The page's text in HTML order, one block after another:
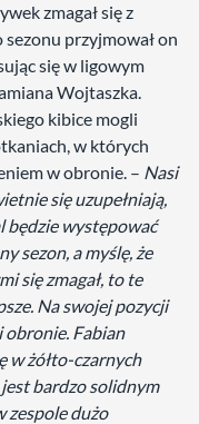
zmagał się z
sezonu przyjmował on
się w ligowym
Wojtaszka.
kibice mogli
w których
w obronie. – Nasi
się uzupełniają,
będzie występować
sezon, a myślę, że
się zmagał, to te
Na swojej pozycji
obronie. Fabian
w żółto-czarnych
bardzo solidnym
zespole dużo